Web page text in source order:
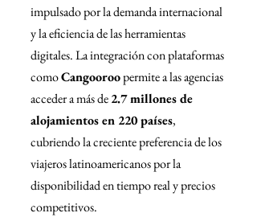
impulsado por la demanda internacional
y la eficiencia de las herramientas
digitales. La integración con plataformas
como Cangooroo permite a las agencias
acceder a más de 2.7 millones de
alojamientos en 220 países,
cubriendo la creciente preferencia de los
viajeros latinoamericanos por la
disponibilidad en tiempo real y precios
competitivos.